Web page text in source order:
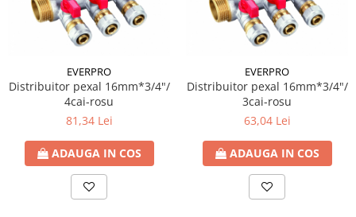
EVERPRO
Distribuitor pexal 16mm*3/4"/
4cai-rosu
81,34 Lei
ADAUGA IN COS
EVERPRO
Distribuitor pexal 16mm*3/4"/
3cai-rosu
63,04 Lei
ADAUGA IN COS